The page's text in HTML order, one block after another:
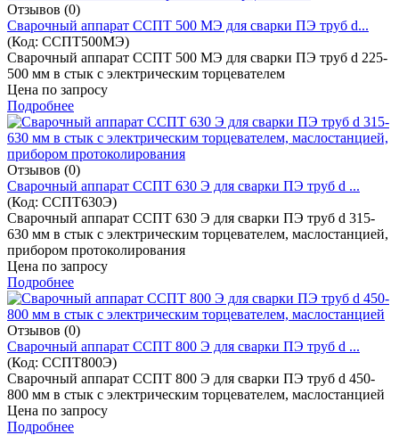
Отзывов (0)
Cварочный аппарат ССПТ 500 МЭ для сварки ПЭ труб d...
(Код: ССПТ500МЭ)
Cварочный аппарат ССПТ 500 МЭ для сварки ПЭ труб d 225-
500 мм в стык с электрическим торцевателем
Цена по запросу
Подробнее
Отзывов (0)
Cварочный аппарат ССПТ 630 Э для сварки ПЭ труб d ...
(Код: ССПТ630Э)
Cварочный аппарат ССПТ 630 Э для сварки ПЭ труб d 315-
630 мм в стык с электрическим торцевателем, маслостанцией,
прибором протоколирования
Цена по запросу
Подробнее
Отзывов (0)
Cварочный аппарат ССПТ 800 Э для сварки ПЭ труб d ...
(Код: ССПТ800Э)
Cварочный аппарат ССПТ 800 Э для сварки ПЭ труб d 450-
800 мм в стык с электрическим торцевателем, маслостанцией
Цена по запросу
Подробнее